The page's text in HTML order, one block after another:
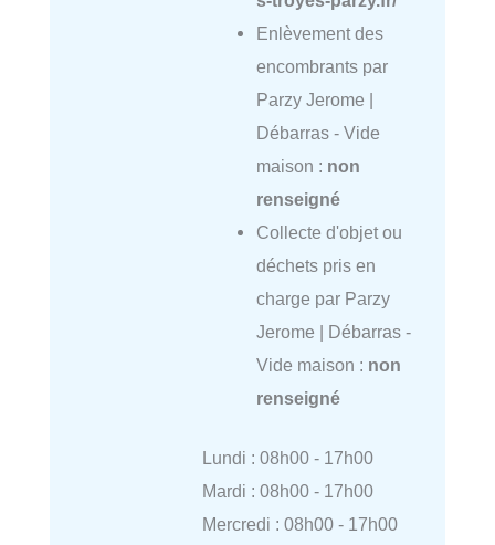
Enlèvement des
encombrants par
Parzy Jerome |
Débarras - Vide
maison : non
renseigné
Collecte d'objet ou
déchets pris en
charge par Parzy
Jerome | Débarras -
Vide maison : non
renseigné
Lundi : 08h00 - 17h00
Mardi : 08h00 - 17h00
Mercredi : 08h00 - 17h00